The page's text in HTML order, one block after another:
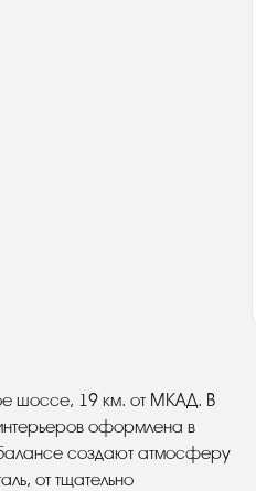
шоссе, 19 км. от МКАД. В
оформлена в
создают атмосферу
от тщательно